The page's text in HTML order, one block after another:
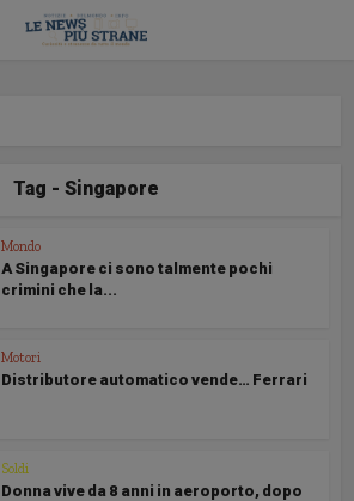
Tag - Singapore
Mondo
A Singapore ci sono talmente pochi
crimini che la...
Motori
Distributore automatico vende… Ferrari
Soldi
Donna vive da 8 anni in aeroporto, dopo